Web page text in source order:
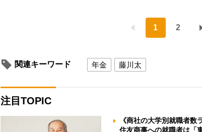
1 2
関連キーワード 年金 藤川太
注目TOPIC
《商社の大学別就職者数
住友商事への就職者は